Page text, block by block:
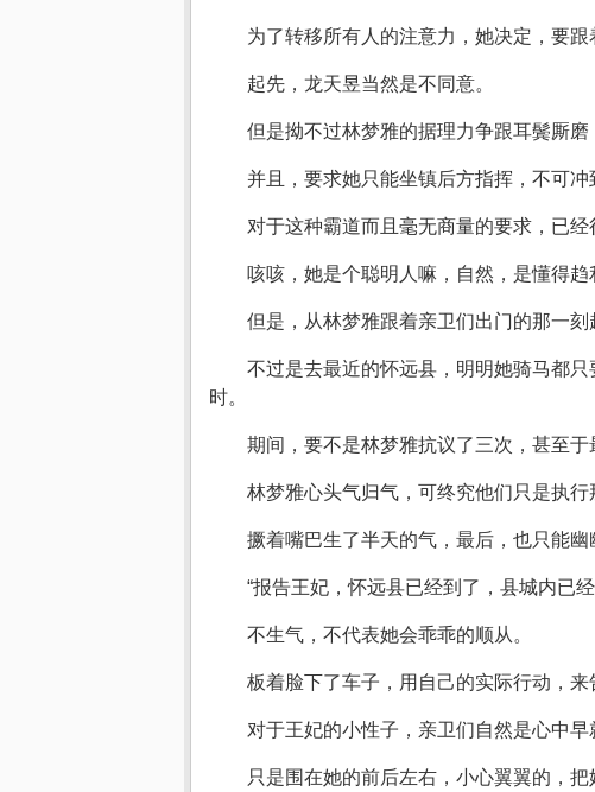
为了转移所有人的注意力，她决定，要
起先，龙天昱当然是不同意。
但是拗不过林梦雅的据理力争跟耳鬓厮
并且，要求她只能坐镇后方指挥，不可冲
对于这种霸道而且毫无商量的要求，已
咳咳，她是个聪明人嘛，自然，是懂得趋
但是，从林梦雅跟着亲卫们出门的那一
不过是去最近的怀远县，明明她骑马都
时。
期间，要不是林梦雅抗议了三次，甚至
林梦雅心头气归气，可终究他们只是执行
撅着嘴巴生了半天的气，最后，也只能幽
“报告王妃，怀远县已经到了，县城内已
不生气，不代表她会乖乖的顺从。
板着脸下了车子，用自己的实际行动，
对于王妃的小性子，亲卫们自然是心中早
只是围在她的前后左右，小心翼翼的，把